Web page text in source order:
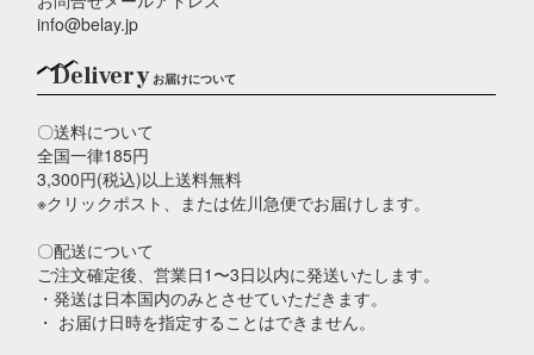
info@belay.jp
Deliveryお届けについて
〇送料について
全国一律185円
3,300円(税込)以上送料無料
※クリックポスト、または佐川急便でお届けします。
〇配送について
ご注文確定後、営業日1〜3日以内に発送いたします。
・発送は日本国内のみとさせていただきます。
・ お届け日時を指定することはできません。